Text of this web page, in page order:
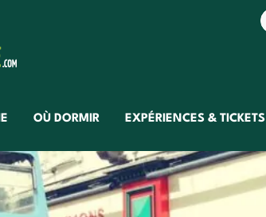
OÙ DORMIR EXPÉRIENCES & TICKETS